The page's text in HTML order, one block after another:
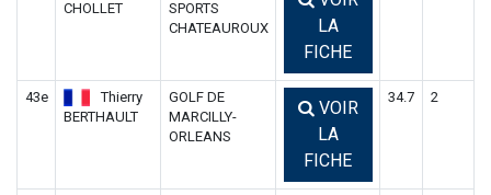
CHOLLET
SPORTS
CHATEAUROUX
LA
FICHE
43e
Thierry
BERTHAULT
GOLF DE
MARCILLY-
ORLEANS
VOIR
LA
FICHE
34.7 2